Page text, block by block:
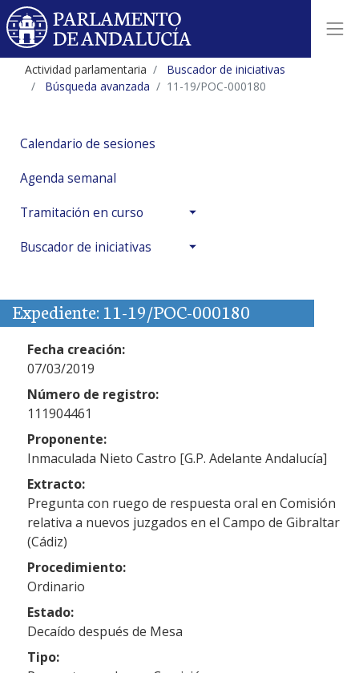
Actividad parlamentaria
Buscador de iniciativas
Búsqueda avanzada
11-19/POC-000180
Calendario de sesiones
Agenda semanal
Tramitación en curso
Buscador de iniciativas
Expediente: 11-19/POC-000180
Fecha creación:
07/03/2019
Número de registro:
111904461
Proponente:
Inmaculada Nieto Castro [G.P. Adelante Andalucía]
Extracto:
Pregunta con ruego de respuesta oral en Comisión
relativa a nuevos juzgados en el Campo de Gibraltar
(Cádiz)
Procedimiento:
Ordinario
Estado:
Decaído después de Mesa
Tipo: